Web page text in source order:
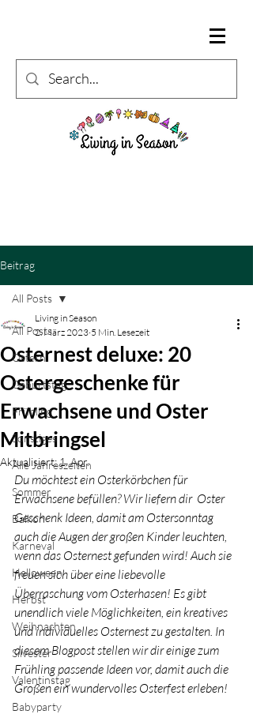
Beitrag
All Posts
Ostern
Geburtstag
Frühling
Sonstiges
Alle Jahreszeiten
Sommer
Balkon
Karneval
Halloween
Herbst
Weihnachten
Silvester
Valentinstag
Babyparty
All Posts
Osternest deluxe: 20
Ostergeschenke für
Erwachsene und Oster
Mitbringsel
Living in Season
2. März 2023 5 Min. Lesezeit
Aktualisiert:1. Apr.
Du möchtest ein Osterkörbchen für
Erwachsene befüllen? Wir liefern dir  Oster
Geschenk Ideen, damit am Ostersonntag
auch die Augen der großen Kinder leuchten,
wenn das Osternest gefunden wird! Auch sie
freuen sich über eine liebevolle
Überraschung vom Osterhasen! Es gibt
unendlich viele Möglichkeiten, ein kreatives
und individuelles Osternest zu gestalten. In
diesem Blogpost stellen wir dir einige zum
Frühling passende Ideen vor, damit auch die
Großen ein wundervolles Osterfest erleben!